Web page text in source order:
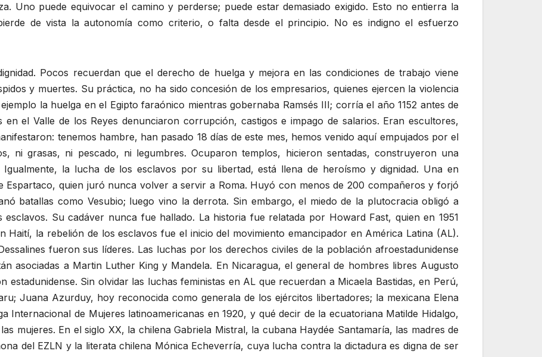
Uno puede equivocar el camino y perderse; puede estar demasiado exigido. Esto no entierra la
de vista la autonomía como criterio, o falta desde el principio. No es indigno el esfuerzo
Pocos recuerdan que el derecho de huelga y mejora en las condiciones de trabajo viene
y muertes. Su práctica, no ha sido concesión de los empresarios, quienes ejercen la violencia
la huelga en el Egipto faraónico mientras gobernaba Ramsés III; corría el año 1152 antes de
en el Valle de los Reyes denunciaron corrupción, castigos e impago de salarios. Eran escultores,
tenemos hambre, han pasado 18 días de este mes, hemos venido aquí empujados por el
ni grasas, ni pescado, ni legumbres. Ocuparon templos, hicieron sentadas, construyeron una
la lucha de los esclavos por su libertad, está llena de heroísmo y dignidad. Una en
Espartaco, quien juró nunca volver a servir a Roma. Huyó con menos de 200 compañeros y forjó
batallas como Vesubio; luego vino la derrota. Sin embargo, el miedo de la plutocracia obligó a
esclavos. Su cadáver nunca fue hallado. La historia fue relatada por Howard Fast, quien en 1951
Haití, la rebelión de los esclavos fue el inicio del movimiento emancipador en América Latina (AL).
fueron sus líderes. Las luchas por los derechos civiles de la población afroestadunidense
asociadas a Martin Luther King y Mandela. En Nicaragua, el general de hombres libres Augusto
estadunidense. Sin olvidar las luchas feministas en AL que recuerdan a Micaela Bastidas, en Perú,
Juana Azurduy, hoy reconocida como generala de los ejércitos libertadores; la mexicana Elena
Internacional de Mujeres latinoamericanas en 1920, y qué decir de la ecuatoriana Matilde Hidalgo,
mujeres. En el siglo XX, la chilena Gabriela Mistral, la cubana Haydée Santamaría, las madres de
del EZLN y la literata chilena Mónica Echeverría, cuya lucha contra la dictadura es digna de ser